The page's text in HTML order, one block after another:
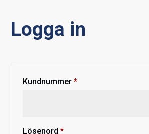
Logga in
Kundnummer*Obligatoriskt
Lösenord*Obligatoriskt